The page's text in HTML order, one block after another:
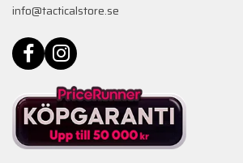
info@tacticalstore.se